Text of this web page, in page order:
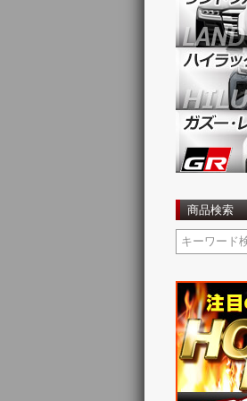
商品検索